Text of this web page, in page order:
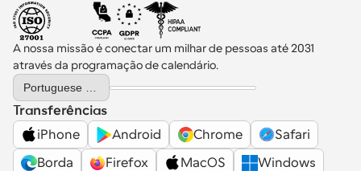
A nossa missão é conectar um milhar de pessoas até 2031
através da programação de calendário.
Select Language
Transferências
iPhone
Android Chrome
Safari
Borda
Firefox MacOS
Windows